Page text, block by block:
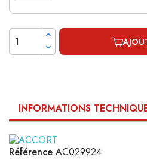
INFORMATIONS
Référence AC029924